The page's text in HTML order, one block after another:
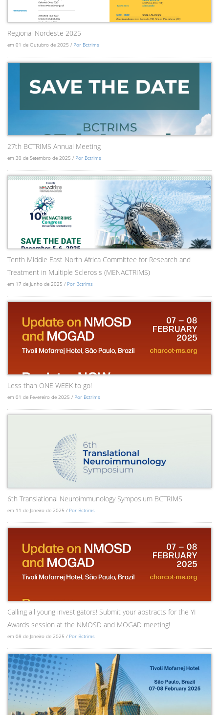
Regional Nordeste 2025
em 01 de Outubro de 2025 / Por Bctrims
27th BCTRIMS Annual Meeting
em 30 de Setembro de 2025 / Por Bctrims
Tenth Middle East North Africa Committee for Research and
Treatment in Multiple Sclerosis (MENACTRIMS)
em 17 de Junho de 2025 / Por Bctrims
Less than ONE WEEK to go!
em 01 de Fevereiro de 2025 / Por Bctrims
6th Translational Neuroimmunology Symposium BCTRIMS
em 11 de Janeiro de 2025 / Por Bctrims
Calling all young investigators! Submit your abstracts for the YI
Awards session at the NMOSD and MOGAD meeting!
em 08 de Janeiro de 2025 / Por Bctrims